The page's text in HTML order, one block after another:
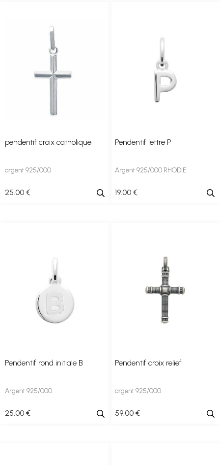
pendentif croix catholique
argent 925/000
25 .00 €
Pendentif lettre P
Argent 925/000 RHODIE
19.00 €
Pendentif rond initiale B
Argent 925/000
25 .00 €
Pendentif croix relief
argent 925/000
59.00 €